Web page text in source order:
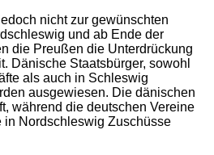
nicht zur gewünschten
und ab Ende der
die Preußen die Unterdrückung
Dänische Staatsbürger, sowohl
als auch in Schleswig
ausgewiesen. Die dänischen
während die deutschen Vereine
in Nordschleswig Zuschüsse